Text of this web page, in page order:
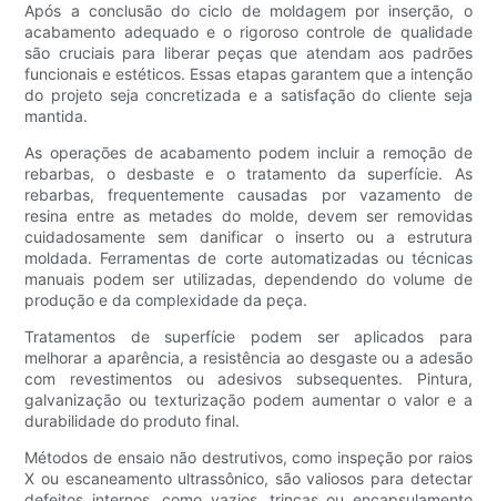
Após a conclusão do ciclo de moldagem por inserção, o
acabamento adequado e o rigoroso controle de qualidade
são cruciais para liberar peças que atendam aos padrões
funcionais e estéticos. Essas etapas garantem que a intenção
do projeto seja concretizada e a satisfação do cliente seja
mantida.
As operações de acabamento podem incluir a remoção de
rebarbas, o desbaste e o tratamento da superfície. As
rebarbas, frequentemente causadas por vazamento de
resina entre as metades do molde, devem ser removidas
cuidadosamente sem danificar o inserto ou a estrutura
moldada. Ferramentas de corte automatizadas ou técnicas
manuais podem ser utilizadas, dependendo do volume de
produção e da complexidade da peça.
Tratamentos de superfície podem ser aplicados para
melhorar a aparência, a resistência ao desgaste ou a adesão
com revestimentos ou adesivos subsequentes. Pintura,
galvanização ou texturização podem aumentar o valor e a
durabilidade do produto final.
Métodos de ensaio não destrutivos, como inspeção por raios
X ou escaneamento ultrassônico, são valiosos para detectar